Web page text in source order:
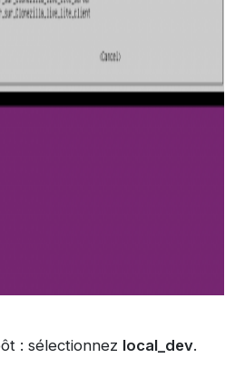
: sélectionnez local_dev.